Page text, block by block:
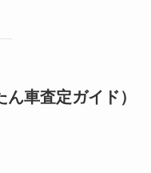
車査定ガイド）